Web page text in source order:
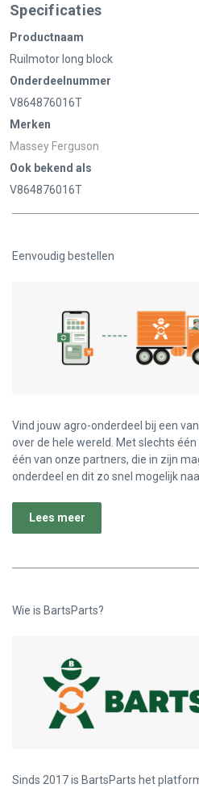
Specificaties
Productnaam
Ruilmotor long block
Onderdeelnummer
V864876016T
Merken
Massey Ferguson
Ook bekend als
V864876016T
Eenvoudig bestellen
Vind jouw agro-onderdeel bij een
over de hele wereld. Met slechts
één van onze partners, die in zijn
onderdeel en dit zo snel mogelijk
Lees meer
Wie is BartsParts?
Sinds 2017 is BartsParts het